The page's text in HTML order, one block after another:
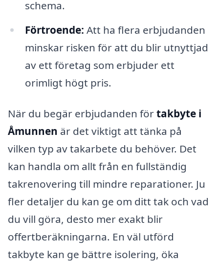
schema.
Förtroende: Att ha flera erbjudanden
minskar risken för att du blir utnyttjad
av ett företag som erbjuder ett
orimligt högt pris.
När du begär erbjudanden förtakbyte i
Åmunnen är det viktigt att tänka på
vilken typ av takarbete du behöver. Det
kan handla om allt från en fullständig
takrenovering till mindre reparationer. Ju
fler detaljer du kan ge om ditt tak och vad
du vill göra, desto mer exakt blir
offertberäkningarna. En väl utförd
takbyte kan ge bättre isolering, öka